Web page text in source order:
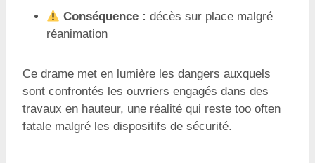
Conséquence : décès sur place malgré
réanimation
Ce drame met en lumière les dangers auxquels
sont confrontés les ouvriers engagés dans des
travaux en hauteur, une réalité qui reste too often
fatale malgré les dispositifs de sécurité.